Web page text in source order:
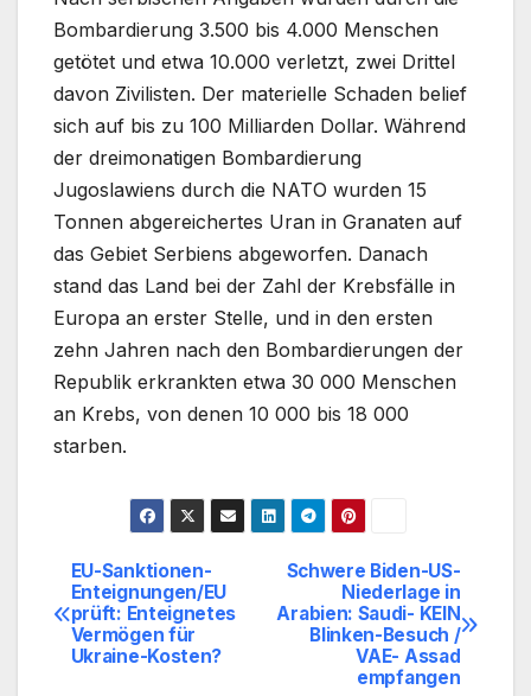
Bombardierung 3.500 bis 4.000 Menschen
getötet und etwa 10.000 verletzt, zwei Drittel
davon Zivilisten. Der materielle Schaden belief
sich auf bis zu 100 Milliarden Dollar. Während
der dreimonatigen Bombardierung
Jugoslawiens durch die NATO wurden 15
Tonnen abgereichertes Uran in Granaten auf
das Gebiet Serbiens abgeworfen. Danach
stand das Land bei der Zahl der Krebsfälle in
Europa an erster Stelle, und in den ersten
zehn Jahren nach den Bombardierungen der
Republik erkrankten etwa 30 000 Menschen
an Krebs, von denen 10 000 bis 18 000
starben.
Beitragsnavigation
Schwere Biden-US-
Niederlage in
Arabien: Saudi- KEIN
Blinken-Besuch /
VAE- Assad
empfangen
EU-Sanktionen-
Enteignungen/EU
prüft: Enteignetes
Vermögen für
Ukraine-Kosten?